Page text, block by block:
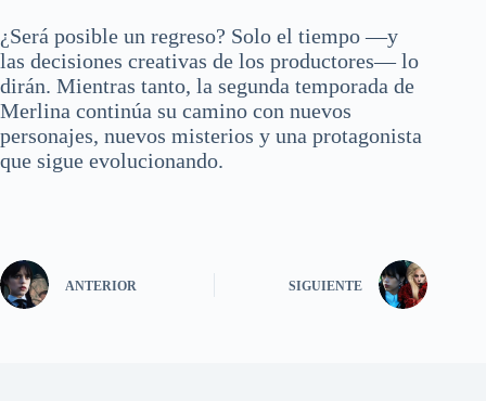
¿Será posible un regreso? Solo el tiempo —y
las decisiones creativas de los productores— lo
dirán. Mientras tanto, la segunda temporada de
Merlina continúa su camino con nuevos
personajes, nuevos misterios y una protagonista
que sigue evolucionando.
ANTERIOR SIGUIENTE